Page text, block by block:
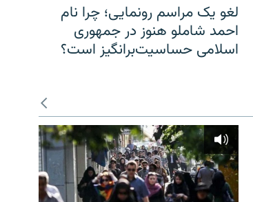
لغو یک مراسم رونمایی؛ چرا نام
احمد شاملو هنوز در جمهوری
اسلامی حساسیت‌برانگیز است؟